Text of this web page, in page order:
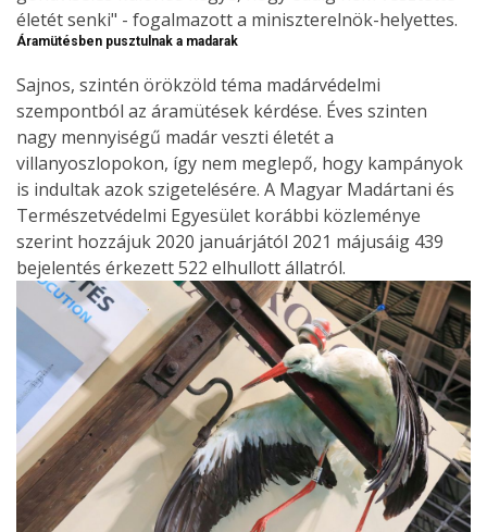
életét senki" - fogalmazott a miniszterelnök-helyettes.
Áramütésben pusztulnak a madarak
Sajnos, szintén örökzöld téma madárvédelmi
szempontból az áramütések kérdése. Éves szinten
nagy mennyiségű madár veszti életét a
villanyoszlopokon, így nem meglepő, hogy kampányok
is indultak azok szigetelésére. A Magyar Madártani és
Természetvédelmi Egyesület korábbi közleménye
szerint hozzájuk 2020 januárjától 2021 májusáig 439
bejelentés érkezett 522 elhullott állatról.